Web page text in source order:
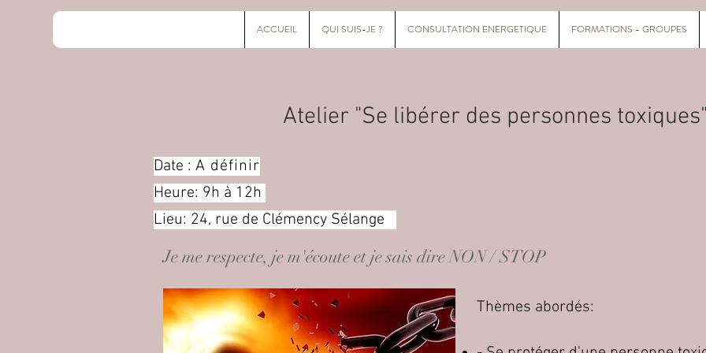
ACCUEIL QUI SUIS-JE ? CONSULTATION ENERGETIQUE FORMATIONS - GROUPES
Atelier "Se libérer des personnes toxiques"
Date : A définir
Heure: 9h à 12h
Lieu: 24, rue de Clémency Sélange
Je me respecte, je m'écoute et je sais dire NON / STOP
Thèmes abordés: